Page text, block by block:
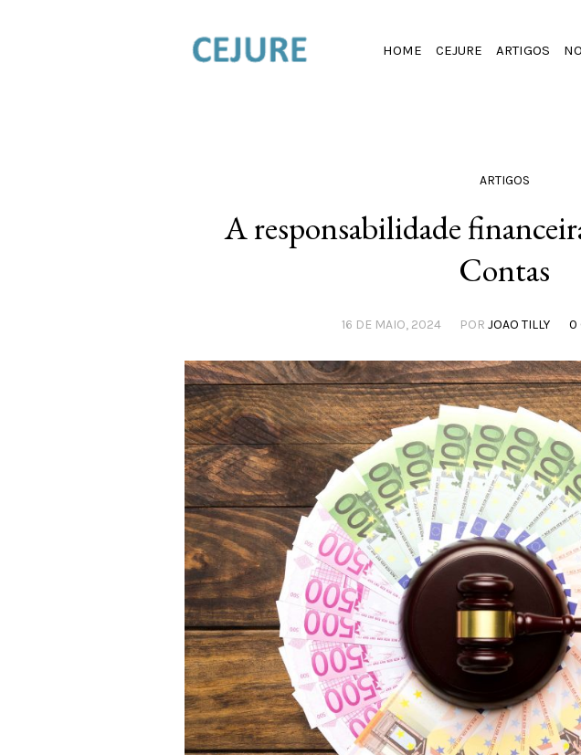
HOME CEJURE ARTIGOS
ARTIGOS
A responsabilidade
Contas
16 DE MAIO, 2024 POR JOAO TILLY 0